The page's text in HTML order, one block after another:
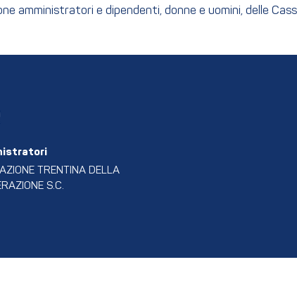
amministratori e dipendenti, donne e uomini, delle
TRENTINA DELLA
S.C.